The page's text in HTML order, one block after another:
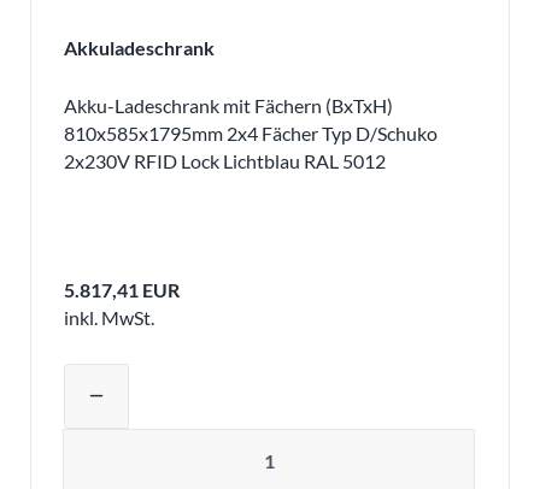
Akkuladeschrank
Akku-Ladeschrank mit Fächern (BxTxH)
810x585x1795mm 2x4 Fächer Typ D/Schuko
2x230V RFID Lock Lichtblau RAL 5012
5.817,41 EUR
inkl. MwSt.
remove